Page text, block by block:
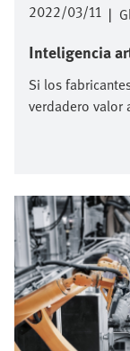
2022/03/11 |
Inteligencia
Si los
verdadero valor
Imagen